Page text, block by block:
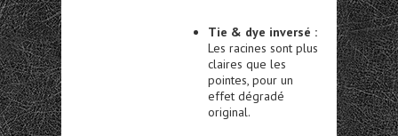
Tie & dye inversé :
Les racines sont plus
claires que les
pointes, pour un
effet dégradé
original.